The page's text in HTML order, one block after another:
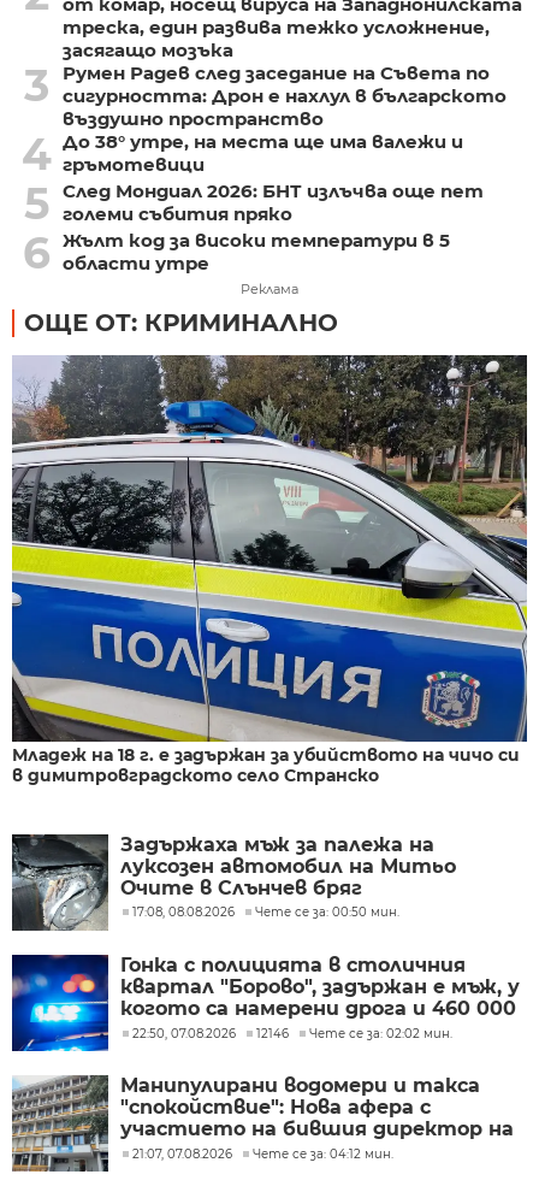
треска, един развива тежко усложнение,
засягащо мозъка
3
Румен Радев след заседание на Съвета по
сигурността: Дрон е нахлул в българското
въздушно пространство
4 До 38° утре, на места ще има валежи и
гръмотевици
5 След Мондиал 2026: БНТ излъчва още пет
големи събития пряко
6 Жълт код за високи температури в 5
области утре
Реклама
ОЩЕ ОТ: КРИМИНАЛНО
Младеж на 18 г. е задържан за убийството на чичо си
в димитровградското село Странско
Задържаха мъж за палежа на
луксозен автомобил на Митьо
Очите в Слънчев бряг
17:08, 08.08.2026 Чете се за: 00:50 мин.
Гонка с полицията в столичния
квартал "Борово", задържан е мъж, у
когото са намерени дрога и 460 000
евро
22:50, 07.08.2026 12146 Чете се за: 02:02 мин.
Манипулирани водомери и такса
"спокойствие": Нова афера с
участието на бившия директор на
"ВиК - Бургас"
21:07, 07.08.2026 Чете се за: 04:12 мин.